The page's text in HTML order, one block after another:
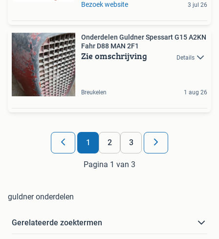
Bezoek website 3 jul 26
Onderdelen Guldner Spessart G15 A2KN
Fahr D88 MAN 2F1
Zie omschrijving Details
Breukelen 1 aug 26
1 2 3
Pagina 1 van 3
guldner onderdelen
Gerelateerde zoektermen